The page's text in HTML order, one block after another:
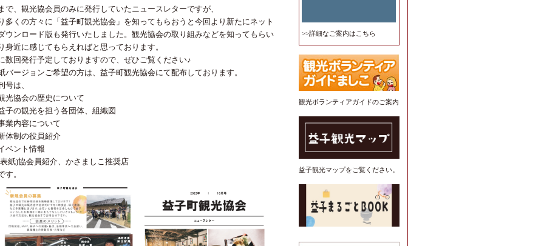
で、観光協会員のみに発行していたニュースレターですが、
多くの方々に「益子町観光協会」を知ってもらおうと今回より新たにネット
ウンロード版も発行いたしました。観光協会の取り組みなどを知ってもらい
身近に感じてもらえればと思っております。
数回発行予定しておりますので、ぜひご覧ください♪
バージョンご希望の方は、益子町観光協会にて配布しております。
号は、
光協会の歴史について
子の観光を担う各団体、組織図
業内容について
体制の役員紹介
ベント情報
紙)協会員紹介、かさましこ推奨店
す。
>>詳細なご案内はこちら
観光ボランティアガイドのご案内
益子観光マップをご覧ください。